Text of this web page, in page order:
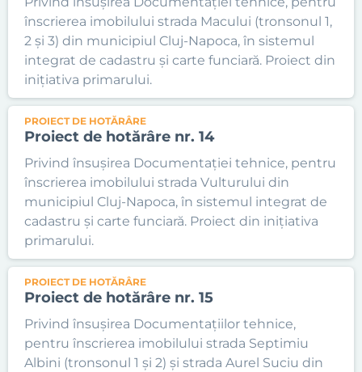
înscrierea imobilului strada Macului (tronsonul 1,
2 și 3) din municipiul Cluj-Napoca, în sistemul
integrat de cadastru și carte funciară. Proiect din
inițiativa primarului.
PROIECT DE HOTĂRÂRE
Proiect de hotărâre nr. 14
Privind însușirea Documentației tehnice, pentru
înscrierea imobilului strada Vulturului din
municipiul Cluj-Napoca, în sistemul integrat de
cadastru și carte funciară. Proiect din inițiativa
primarului.
PROIECT DE HOTĂRÂRE
Proiect de hotărâre nr. 15
Privind însușirea Documentațiilor tehnice,
pentru înscrierea imobilului strada Septimiu
Albini (tronsonul 1 și 2) și strada Aurel Suciu din